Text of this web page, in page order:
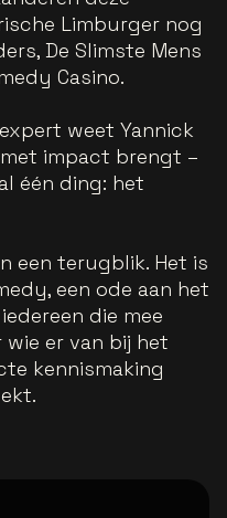
Limburger nog
De Slimste Mens
Casino.
weet Yannick
impact brengt –
één ding: het
een terugblik. Het is
een ode aan het
die mee
er van bij het
kennismaking